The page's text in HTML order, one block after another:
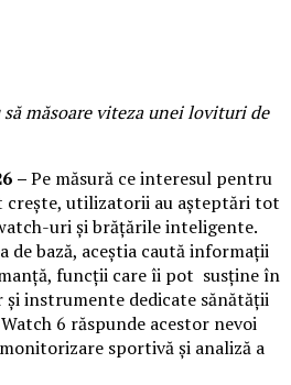
să măsoare viteza unei lovituri de
–Pe măsură ce interesul pentru
crește, utilizatorii au așteptări tot
uri și brățările inteligente.
de bază, aceștia caută informații
funcții care îi pot susține în
instrumente dedicate sănătății
6 răspunde acestor nevoi
sportivă și analiză a